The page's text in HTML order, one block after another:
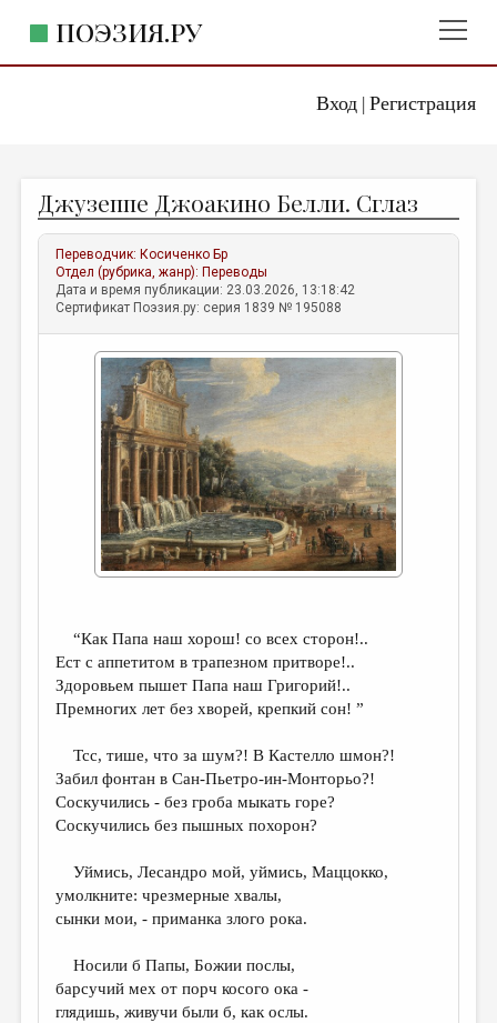
Вход| Регистрация
ПОЭЗИЯ.РУ
ЖАНРЫ
АВТОРЫ
КОММЕНТАРИИ
ЛИТСАЛОН
ПРАВИЛА САЙТА
ОТДЕЛЫ И РУБРИКИ
ИЗБРАННОЕ
ДАЙДЖЕСТ
ПРОИЗВЕДЕНИЯ
КОНКУРСЫ
ДЕТСКАЯ КОМНАТА
КНИЖНАЯ ПОЛКА
ОБЗОР ЛИТЕРАТУРЫ
СТРАНИЦЫ ПАМЯТИ
ОБЪЯВЛЕНИЯ
КОЛОНКА РЕДАКТОРА
РЕДКОЛЛЕГИЯ
ОТ РЕДАКЦИИ
МАЛАЯ ПРОЗА
Джузеппе Джоакино Белли. Сглаз
Переводчик: Косиченко Бр
Отдел (рубрика, жанр): Переводы
Дата и время публикации: 23.03.2026, 13:18:42
Сертификат Поэзия.ру: серия 1839 № 195088
“Как Папа наш хорош! со всех сторон!..
Ест с аппетитом в трапезном притворе!..
Здоровьем пышет Папа наш Григорий!..
Премногих лет без хворей, крепкий сон! ”
Тсс, тише, что за шум?! В Кастелло шмон?!
Забил фонтан в Сан-Пьетро-ин-Монторьо?!
Соскучились - без гроба мыкать горе?
Соскучились без пышных похорон?
Уймись, Лесандро мой, уймись, Маццокко,
умолкните: чрезмерные хвалы,
сынки мои, - приманка злого рока.
Носили б Папы, Божии послы,
барсучий мех от порч косого ока -
глядишь, живучи были б, как ослы.